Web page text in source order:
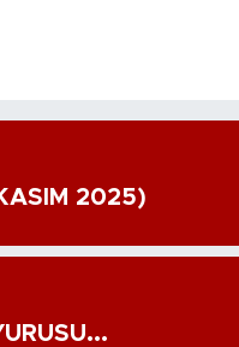
2025)